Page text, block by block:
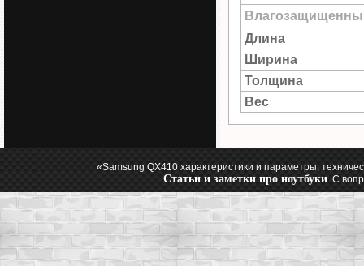
Длина
Ширина
Толщина
Вес
«Samsung QX410 характеристики и параметры,
Статьи и заметки про ноутбуки. С